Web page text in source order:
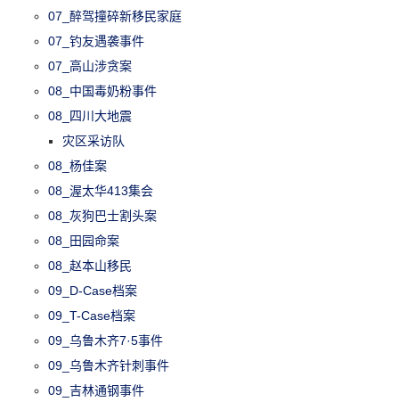
07_醉驾撞碎新移民家庭
07_钓友遇袭事件
07_高山涉贪案
08_中国毒奶粉事件
08_四川大地震
灾区采访队
08_杨佳案
08_渥太华413集会
08_灰狗巴士割头案
08_田园命案
08_赵本山移民
09_D-Case档案
09_T-Case档案
09_乌鲁木齐7·5事件
09_乌鲁木齐针刺事件
09_吉林通钢事件